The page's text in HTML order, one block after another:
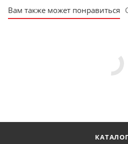
Вам также может понравиться
КАТАЛОГ